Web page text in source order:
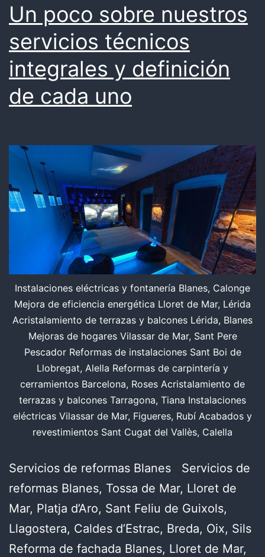
Un poco sobre nuestros
servicios técnicos
integrales y definición
de cada uno
Instalaciones eléctricas y fontanería Blanes, Calonge
Mejora de eficiencia energética Lloret de Mar, Lérida
Acristalamiento de terrazas y balcones Lérida, Blanes
Mejoras de hogares Vilassar de Mar, Sant Pere
Pescador Reformas de instalaciones Sant Boi de
Llobregat, Alella Reformas de carpintería y
cerramientos Barcelona, Roses Acristalamiento de
terrazas y balcones Tarragona, Tiana Instalaciones
eléctricas Vilassar de Mar, Figueres, Rubí Acabados y
revestimientos Sant Cugat del Vallès, Calella
Servicios de reformas Blanes Servicios de
reformas Blanes, Tossa de Mar, Lloret de
Mar, Platja d’Aro, Sant Feliu de Guixols,
Llagostera, Caldes d’Estrac, Breda, Oix, Sils
Reforma de fachada Blanes, Lloret de Mar,